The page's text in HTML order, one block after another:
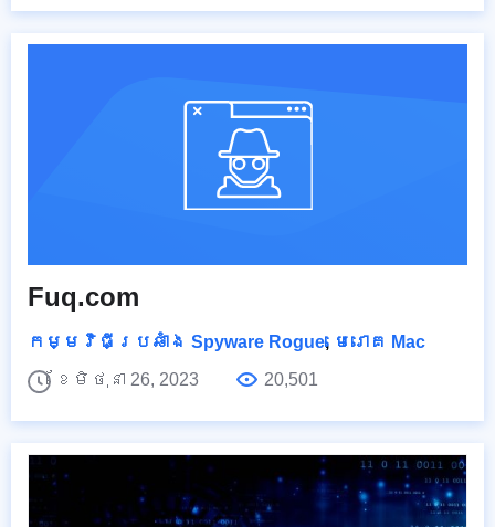
Fuq.com
កម្មវិធីប្រឆាំង Spyware Rogue, មេរោគ Mac
ខែមិថុនា 26, 2023
20,501